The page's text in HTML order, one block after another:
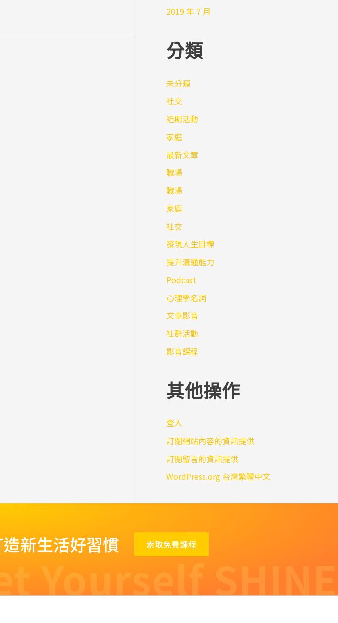
2019 年 7 月
分類
未分類
社交
近期活動
家庭
最新文章
職場
職場
家庭
社交
發現人生目標
提升溝通能力
Podcast
心理學名詞
文章影音
社群活動
影音課程
其他操作
登入
訂閱網站內容的資訊提供
訂閱留言的資訊提供
WordPress.org 台灣繁體中文
新生活好習慣 索取免費課程
Yourself SHINE